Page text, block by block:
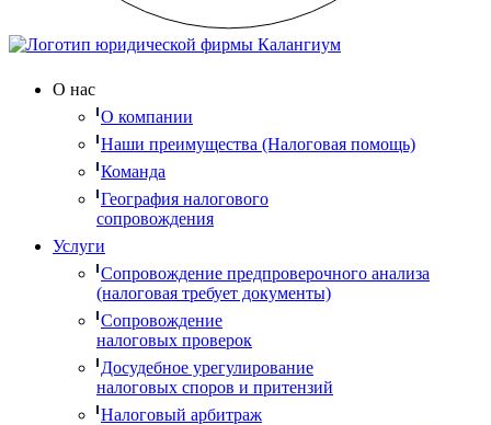
О нас
О компании
Наши преимущества (Налоговая помощь)
Команда
География налогового
сопровождения
Услуги
Сопровождение предпроверочного анализа
(налоговая требует документы)
Сопровождение
налоговых проверок
Досудебное урегулирование
налоговых споров и притензий
Налоговый арбитраж